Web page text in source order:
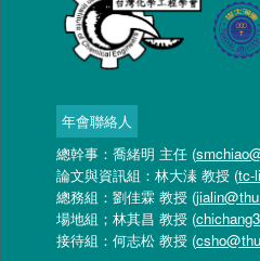
年會聯絡人
總幹事：喬緒明 主任 (
論文與資訊組：林大溱 教授 (tc-
總務組：劉佳霖 教授 (
場地組；林其昌 教授 (
接待組：何志松 教授 (